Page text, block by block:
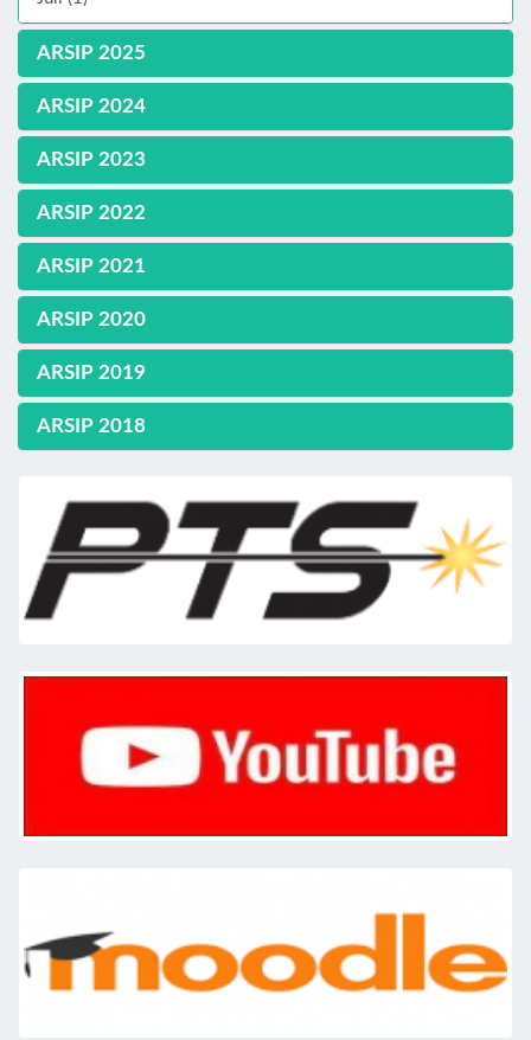
ARSIP 2025
ARSIP 2024
ARSIP 2023
ARSIP 2022
ARSIP 2021
ARSIP 2020
ARSIP 2019
ARSIP 2018